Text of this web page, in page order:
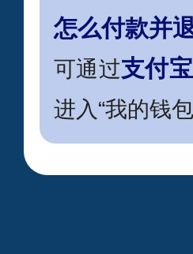
怎么付款并
可通过支付宝
进入“我的钱